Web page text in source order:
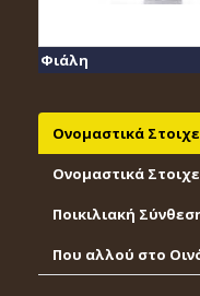
Φιάλη
Ονομαστικά
Ονομαστικά
Ποικιλιακή
Που αλλού στο